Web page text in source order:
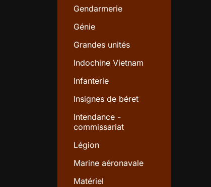
Gendarmerie
Génie
Grandes unités
Indochine Vietnam
Infanterie
Insignes de béret
Intendance -
commissariat
Légion
Marine aéronavale
Matériel